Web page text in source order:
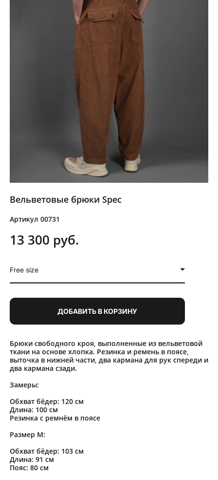
Вельветовые брюки Spec
Артикул 00731
13 300 pуб.
Free size
ДОБАВИТЬ В КОРЗИНУ
Брюки свободного кроя, выполненные из вельветовой
ткани на основе хлопка. Резинка и ремень в поясе,
выточка в нижней части, два кармана для рук спереди и
два кармана сзади.
Замеры:
Обхват бёдер: 120 см
Длина: 100 см
Резинка с ремнём в поясе
Размер M:
Обхват бёдер: 103 см
Длина: 91 см
Пояс: 80 см